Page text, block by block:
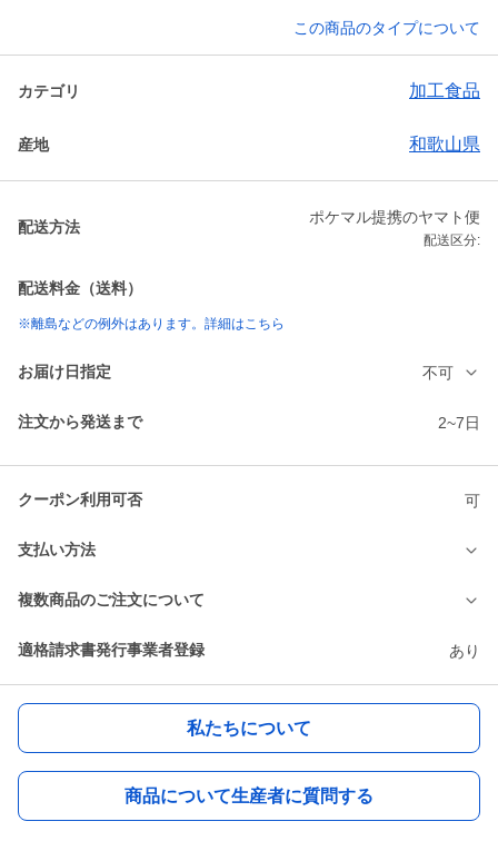
この商品のタイプについて
カテゴリ 加工食品
産地 和歌山県
配送方法
ポケマル提携のヤマト便
配送区分:
配送料金（送料）
※離島などの例外はあります。詳細はこちら
お届け日指定 不可
注文から発送まで 2~7日
クーポン利用可否 可
支払い方法
複数商品のご注文について
適格請求書発行事業者登録 あり
私たちについて
商品について生産者に質問する